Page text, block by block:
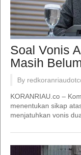
Soal Vonis
Masih
By
KORANRIAU.co –
menentukan sikap
menjatuhkan vonis